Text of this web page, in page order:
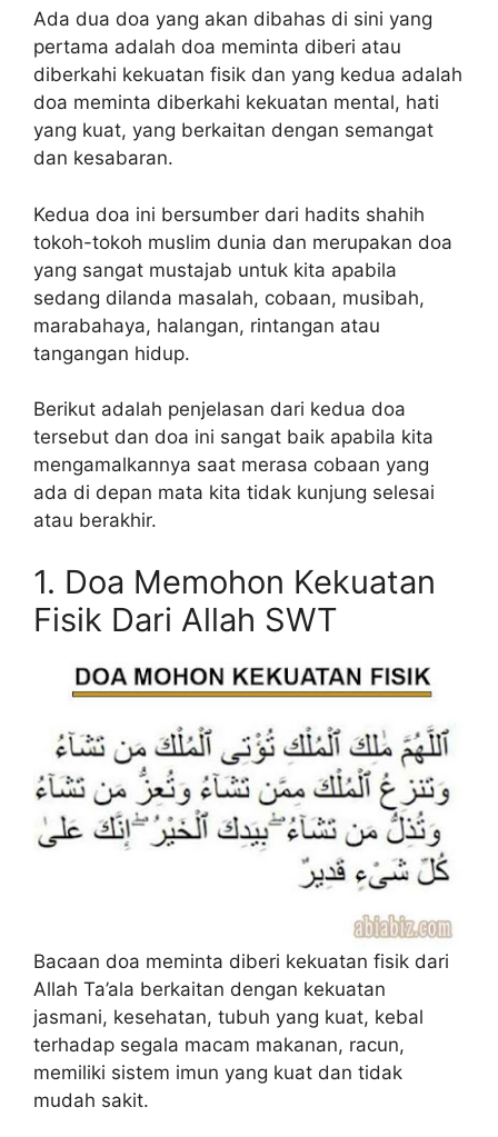
Ada dua doa yang akan dibahas di sini yang
pertama adalah doa meminta diberi atau
diberkahi kekuatan fisik dan yang kedua adalah
doa meminta diberkahi kekuatan mental, hati
yang kuat, yang berkaitan dengan semangat
dan kesabaran.
Kedua doa ini bersumber dari hadits shahih
tokoh-tokoh muslim dunia dan merupakan doa
yang sangat mustajab untuk kita apabila
sedang dilanda masalah, cobaan, musibah,
marabahaya, halangan, rintangan atau
tangangan hidup.
Berikut adalah penjelasan dari kedua doa
tersebut dan doa ini sangat baik apabila kita
mengamalkannya saat merasa cobaan yang
ada di depan mata kita tidak kunjung selesai
atau berakhir.
1. Doa Memohon Kekuatan
Fisik Dari Allah SWT
Bacaan doa meminta diberi kekuatan fisik dari
Allah Ta’ala berkaitan dengan kekuatan
jasmani, kesehatan, tubuh yang kuat, kebal
terhadap segala macam makanan, racun,
memiliki sistem imun yang kuat dan tidak
mudah sakit.